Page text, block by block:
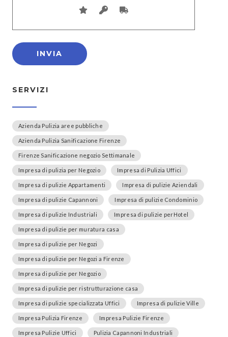
SERVIZI
Azienda Pulizia aree pubbliche
Azienda Pulizia Sanificazione Firenze
Firenze Sanificazione negozio Settimanale
Impresa di pulizia per Negozio Impresa di Pulizia Uffici
Impresa di pulizie Appartamenti Impresa di pulizie Aziendali
Impresa di pulizie Capannoni Impresa di pulizie Condominio
Impresa di pulizie Industriali Impresa di pulizie perHotel
Impresa di pulizie per muratura casa
Impresa di pulizie per Negozi
Impresa di pulizie per Negozi a Firenze
Impresa di pulizie per Negozio
Impresa di pulizie per ristrutturazione casa
Impresa di pulizie specializzata Uffici Impresa di pulizie Ville
Impresa Pulizia Firenze Impresa Pulizie Firenze
Impresa Pulizie Uffici Pulizia Capannoni Industriali